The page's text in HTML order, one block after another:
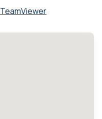
TeamViewer